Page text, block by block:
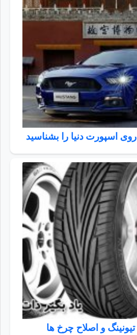
اسپورت دنیا را بشناسید
و اصلاح چرخ ها